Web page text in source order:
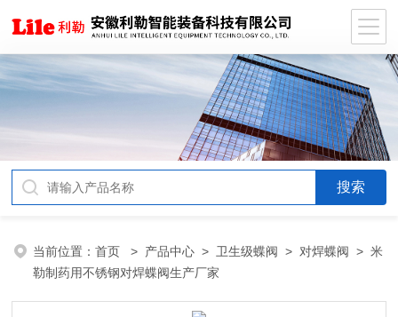
当前位置：首页 > 产品中心 > 卫生级蝶阀 > 对焊蝶阀 > 米
勒制药用不锈钢对焊蝶阀生产厂家